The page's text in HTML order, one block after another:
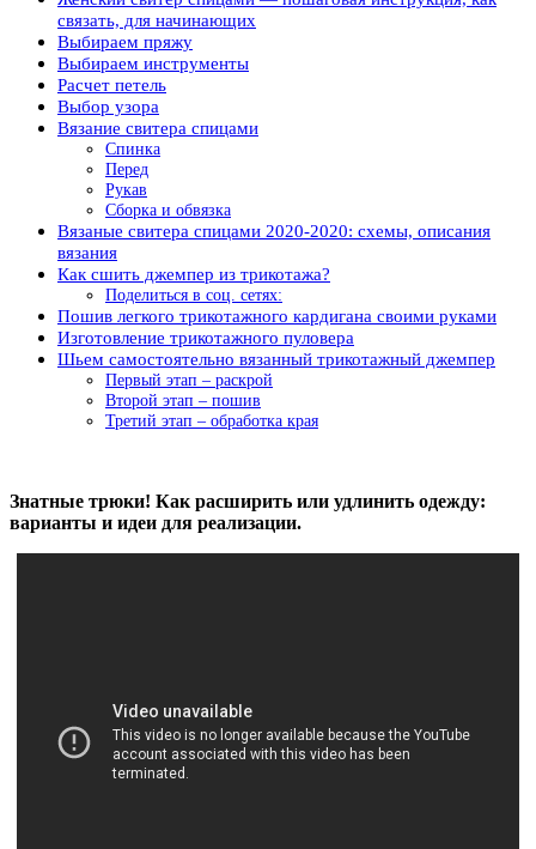
связать, для начинающих
Выбираем пряжу
Выбираем инструменты
Расчет петель
Выбор узора
Вязание свитера спицами
Спинка
Перед
Рукав
Сборка и обвязка
Вязаные свитера спицами 2020-2020: схемы, описания
вязания
Как сшить джемпер из трикотажа?
Поделиться в соц. сетях:
Пошив легкого трикотажного кардигана своими руками
Изготовление трикотажного пуловера
Шьем самостоятельно вязанный трикотажный джемпер
Первый этап – раскрой
Второй этап – пошив
Третий этап – обработка края
Знатные трюки! Как расширить или удлинить одежду:
варианты и идеи для реализации.